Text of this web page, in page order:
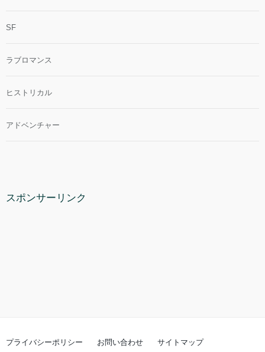
SF
ラブロマンス
ヒストリカル
アドベンチャー
スポンサーリンク
プライバシーポリシー お問い合わせ サイトマップ